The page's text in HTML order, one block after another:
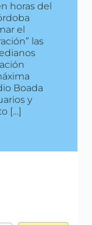
horas del
el
las
Boada
y
[…]